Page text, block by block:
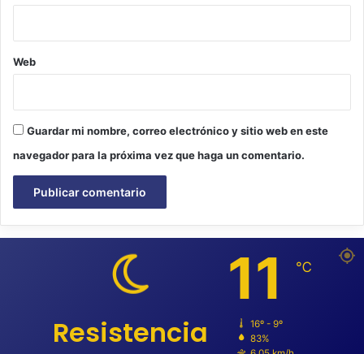
Web
Guardar mi nombre, correo electrónico y sitio web en este
navegador para la próxima vez que haga un comentario.
Resistencia
11 ℃
16º - 9º
83%